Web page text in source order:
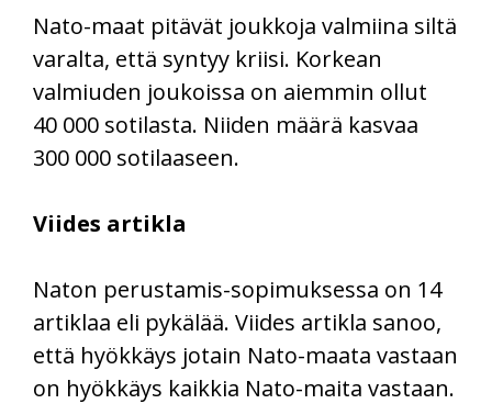
Nato-maat pitävät joukkoja valmiina siltä
varalta, että syntyy kriisi. Korkean
valmiuden joukoissa on aiemmin ollut
40 000 sotilasta. Niiden määrä kasvaa
300 000 sotilaaseen.
Viides artikla
Naton perustamis-sopimuksessa on 14
artiklaa eli pykälää. Viides artikla sanoo,
että hyökkäys jotain Nato-maata vastaan
on hyökkäys kaikkia Nato-maita vastaan.